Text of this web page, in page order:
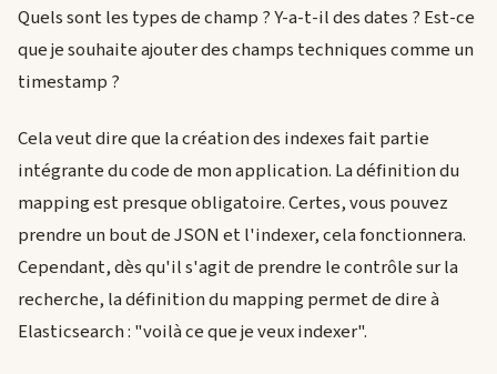
Quels sont les types de champ ? Y-a-t-il des dates ? Est-ce
que je souhaite ajouter des champs techniques comme un
timestamp ?
Cela veut dire que la création des indexes fait partie
intégrante du code de mon application. La définition du
mapping est presque obligatoire. Certes, vous pouvez
prendre un bout de JSON et l'indexer, cela fonctionnera.
Cependant, dès qu'il s'agit de prendre le contrôle sur la
recherche, la définition du mapping permet de dire à
Elasticsearch : "voilà ce que je veux indexer".